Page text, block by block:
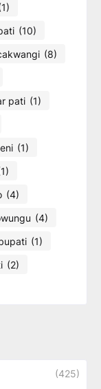
(10)
(8)
pati (1)
(1)
(4)
(4)
(1)
(2)
(425)